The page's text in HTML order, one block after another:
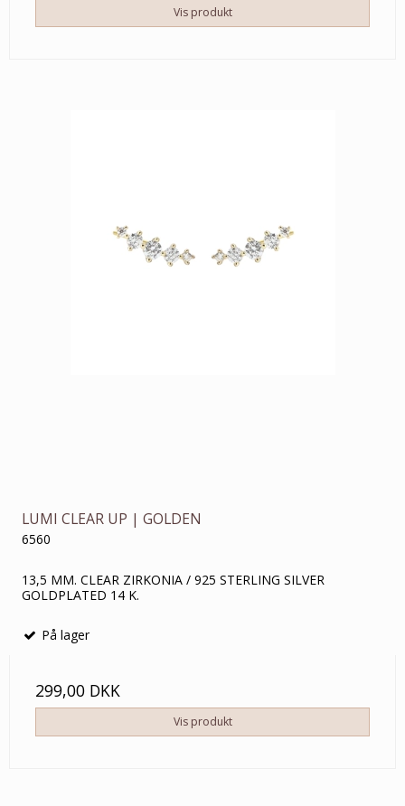
Vis produkt
LUMI CLEAR UP | GOLDEN
6560
13,5 MM. CLEAR ZIRKONIA / 925 STERLING SILVER
GOLDPLATED 14 K.
På lager
299,00 DKK
Vis produkt